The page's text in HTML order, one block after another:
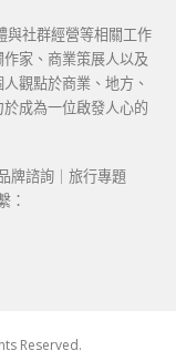
與社群經營等相關工作
家、商業策展人以及
觀點於商業、地方、
成為一位啟發人心的
牌諮詢｜旅行專題
：
Reserved.